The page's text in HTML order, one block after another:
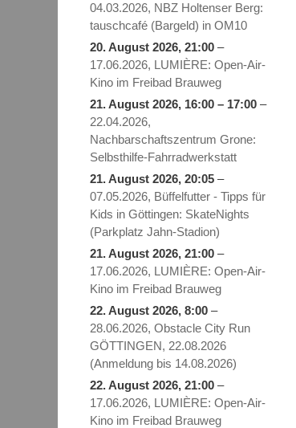
04.03.2026, NBZ Holtenser Berg:
tauschcafé (Bargeld) in OM10
20. August 2026, 21:00 –
17.06.2026, LUMIÈRE: Open-Air-
Kino im Freibad Brauweg
21. August 2026, 16:00 – 17:00 –
22.04.2026,
Nachbarschaftszentrum Grone:
Selbsthilfe-Fahrradwerkstatt
21. August 2026, 20:05 –
07.05.2026, Büffelfutter - Tipps für
Kids in Göttingen: SkateNights
(Parkplatz Jahn-Stadion)
21. August 2026, 21:00 –
17.06.2026, LUMIÈRE: Open-Air-
Kino im Freibad Brauweg
22. August 2026, 8:00 –
28.06.2026, Obstacle City Run
GÖTTINGEN, 22.08.2026
(Anmeldung bis 14.08.2026)
22. August 2026, 21:00 –
17.06.2026, LUMIÈRE: Open-Air-
Kino im Freibad Brauweg